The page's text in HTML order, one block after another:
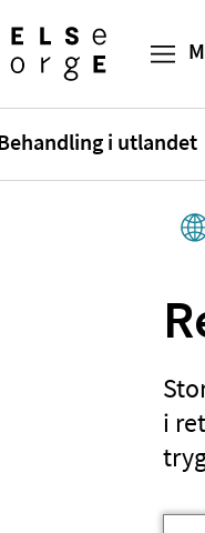
Behandling i utlandet
i